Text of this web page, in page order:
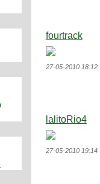
fourtrack
27-05-2010 18:12
lalitoRio4
27-05-2010 19:14